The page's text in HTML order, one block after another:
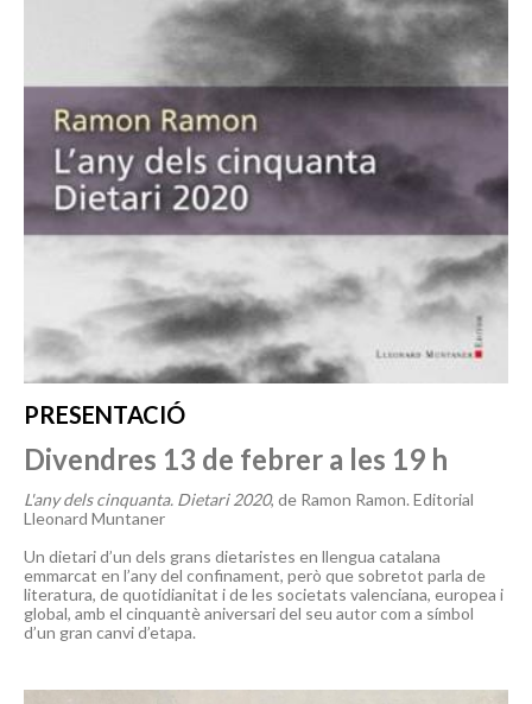
PRESENTACIÓ
Divendres 13 de febrer a les 19 h
L'any dels cinquanta. Dietari 2020, de Ramon Ramon. Editorial
Lleonard Muntaner
Un dietari d’un dels grans dietaristes en llengua catalana
emmarcat en l’any del confinament, però que sobretot parla de
literatura, de quotidianitat i de les societats valenciana, europea i
global, amb el cinquantè aniversari del seu autor com a símbol
d’un gran canvi d’etapa.